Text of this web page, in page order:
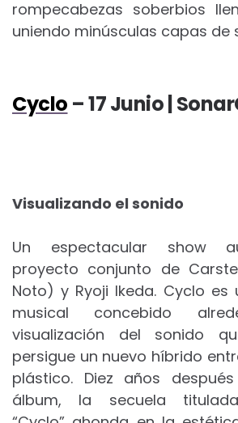
rompecabezas soberbios
uniendo minúsculas capas de
Cyclo – 17 Junio |
Visualizando el sonido
Un espectacular show
proyecto conjunto de
Noto) y Ryoji Ikeda. Cyclo es
musical concebido
visualización del sonido
persigue un nuevo híbrido
plástico. Diez años
álbum, la secuela